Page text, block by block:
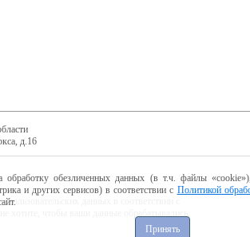
д.16
пользовательских данных в соответствии с
обработку обезличенных данных (в т.ч. файлы
и других сервисов) в соответствии с Политикой
Принять